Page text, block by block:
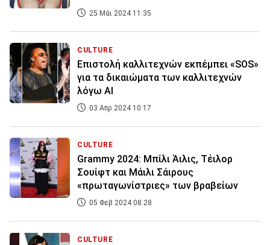
25 Μάι 2024 11:35
CULTURE
Επιστολή καλλιτεχνών εκπέμπει «SOS»
για τα δικαιώματα των καλλιτεχνών
λόγω AI
03 Απρ 2024 10:17
CULTURE
Grammy 2024: Μπίλι Άιλις, Τέιλορ
Σουίφτ και Μάιλι Σάιρους
«πρωταγωνίστριες» των βραβείων
05 Φεβ 2024 08:28
CULTURE